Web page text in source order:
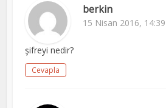
berkin
15 Nisan 2016, 14:39
şifreyi nedir?
Cevapla